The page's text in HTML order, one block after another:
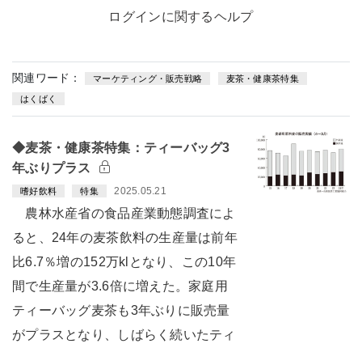
ログインに関するヘルプ
関連ワード： マーケティング・販売戦略 麦茶・健康茶特集
はくばく
◆麦茶・健康茶特集：ティーバッグ3
年ぶりプラス
嗜好飲料 特集 2025.05.21
農林水産省の食品産業動態調査によ
ると、24年の麦茶飲料の生産量は前年
比6.7％増の152万klとなり、この10年
間で生産量が3.6倍に増えた。家庭用
ティーバッグ麦茶も3年ぶりに販売量
がプラスとなり、しばらく続いたティ